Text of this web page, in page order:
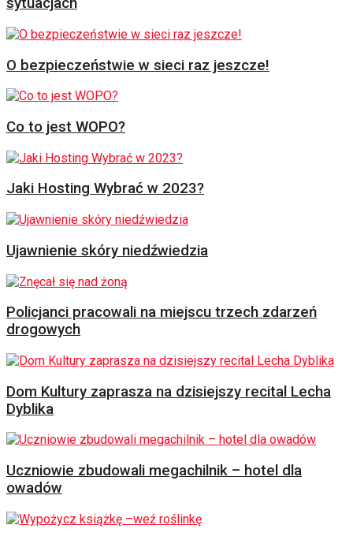
O bezpieczeństwie w sieci raz jeszcze!
Co to jest WOPO?
Jaki Hosting Wybrać w 2023?
Ujawnienie skóry niedźwiedzia
Policjanci pracowali na miejscu trzech zdarzeń
drogowych
Dom Kultury zaprasza na dzisiejszy recital Lecha
Dyblika
Uczniowie zbudowali megachilnik – hotel dla
owadów